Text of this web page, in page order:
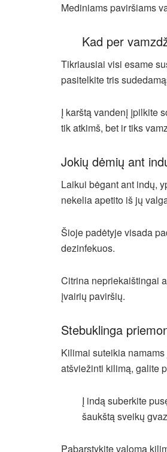
Mediniams paviršiams
Kad per
Tikriausiai visi esame
pasitelkite tris
Į karštą vandenį įpilkite
tik atkimš, bet ir tiks
Jokių dėmių ant
Laikui bėgant ant indų,
nekelia apetito iš jų
Šioje padėtyje visada
dezinfekuos.
Citrina nepriekaištingai
įvairių paviršių.
Stebuklinga
Kilimai suteikia
atšviežinti kilimą, galite
Į indą suberkite
šaukštą sveikų
Pabarstykite valomą